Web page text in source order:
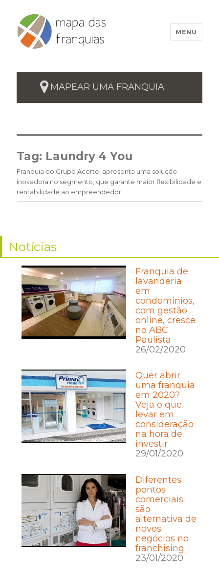
MENU
MAPEAR UMA FRANQUIA
Tag: Laundry 4 You
Franquia do Grupo Acerte, apresenta uma solução
inovadora no segmento, que garante maior flexibilidade e
rentabilidade ao empreendedor
Notícias
Franquia de
lavanderia
em
condomínios,
com gestão
online, cresce
no ABC
Paulista
26/02/2020
Quer abrir
uma franquia
em 2020?
Veja o que
levar em
consideração
na hora de
investir
29/01/2020
Diferentes
pontos
comerciais
são
alternativa de
novos
negócios no
franchising
23/01/2020